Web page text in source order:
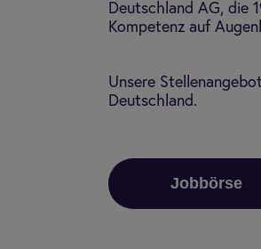
Deutschland AG, die
Kompetenz auf
Unsere
Deutschland.
Jobbörse